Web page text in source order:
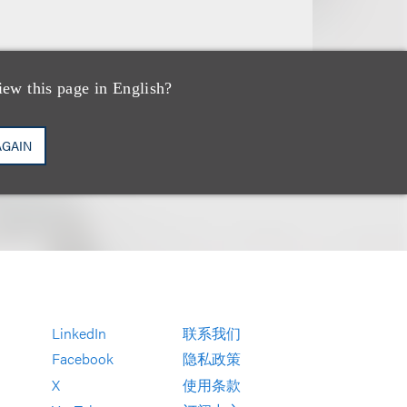
this page in English?
LinkedIn
Facebook
X
联系我们
隐私政策
使用条款